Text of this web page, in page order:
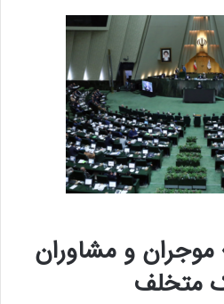
موجران و مشاوران
متخلف